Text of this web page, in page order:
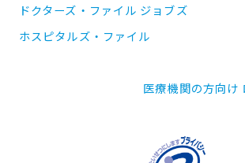
ドクターズ・ファイル ジョブズ
ホスピタルズ・ファイル
医療機関の方向け